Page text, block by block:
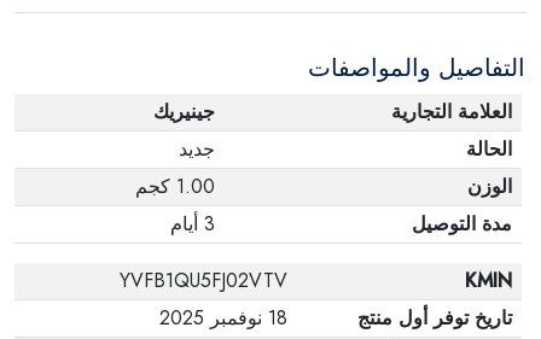
التفاصيل والمواصفات
العلامة التجارية
جينيريك
الحالة
جديد
الوزن
1.00 كجم
مدة التوصيل
3 أيام
KMIN
YVFB1QU5FJ02VTV
تاريخ توفر أول منتج
18 نوفمبر 2025